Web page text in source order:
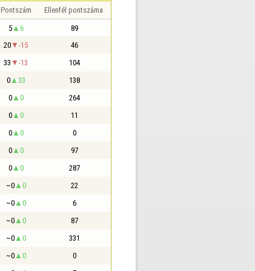
Pontszám Ellenfél pontszáma
5 6 89
20 -15 46
33 -13 104
0 33 138
0 0 264
0 0 11
0 0 0
0 0 97
0 0 287
~0 0 22
~0 0 6
~0 0 87
~0 0 331
~0 0 0